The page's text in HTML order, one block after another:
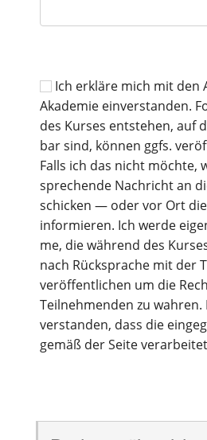
Ich erklä­re mich mit den
Aka­de­mie ein­ver­stan­den.
des Kur­ses ent­ste­hen, auf
bar sind, kön­nen ggfs.
Falls ich das nicht möch­te,
spre­chen­de Nach­richt an
schi­cken — oder vor Ort
infor­mie­ren. Ich wer­de
me, die wäh­rend des
nach Rück­spra­che mit der
ver­öf­fent­li­chen um die
Teil­neh­men­den zu
ver­stan­den, dass die
gemäß der Sei­te